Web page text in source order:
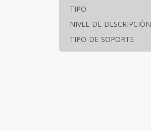
tipo
nivel de descripción
tipo de soporte